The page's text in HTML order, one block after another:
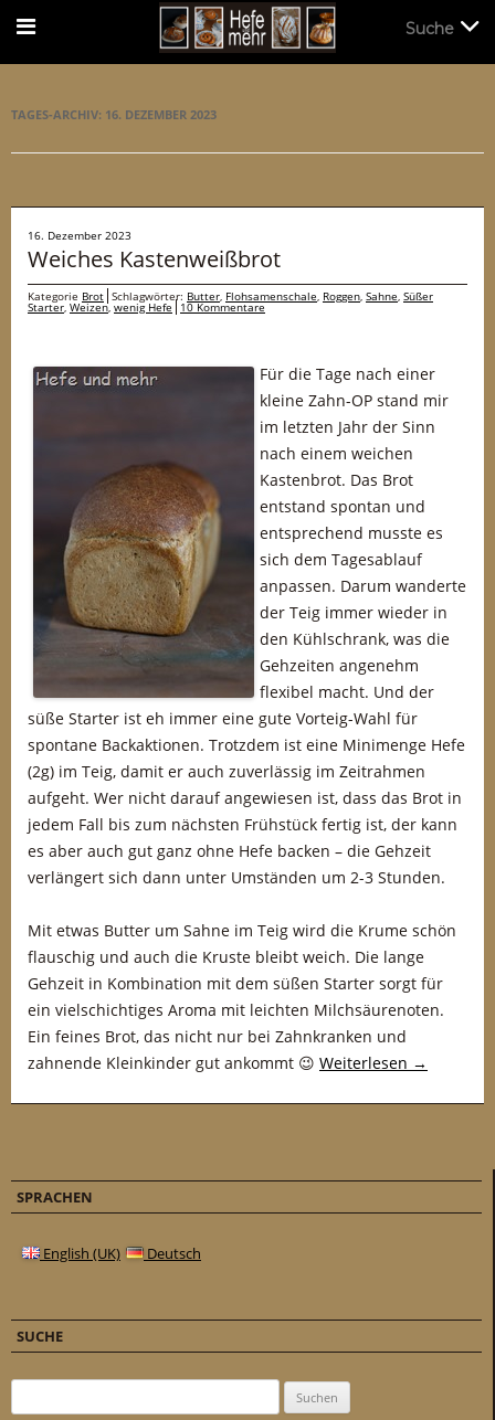
TAGES-ARCHIV: 16. DEZEMBER 2023
16. Dezember 2023
Weiches Kastenweißbrot
Kategorie Brot Schlagwörter: Butter, Flohsamenschale, Roggen, Sahne, Süßer
Starter, Weizen, wenig Hefe 10 Kommentare
Für die Tage nach einer
kleine Zahn-OP stand mir
im letzten Jahr der Sinn
nach einem weichen
Kastenbrot. Das Brot
entstand spontan und
entsprechend musste es
sich dem Tagesablauf
anpassen. Darum wanderte
der Teig immer wieder in
den Kühlschrank, was die
Gehzeiten angenehm
flexibel macht. Und der
süße Starter ist eh immer eine gute Vorteig-Wahl für
spontane Backaktionen. Trotzdem ist eine Minimenge Hefe
(2g) im Teig, damit er auch zuverlässig im Zeitrahmen
aufgeht. Wer nicht darauf angewiesen ist, dass das Brot in
jedem Fall bis zum nächsten Frühstück fertig ist, der kann
es aber auch gut ganz ohne Hefe backen – die Gehzeit
verlängert sich dann unter Umständen um 2-3 Stunden.
Mit etwas Butter um Sahne im Teig wird die Krume schön
flauschig und auch die Kruste bleibt weich. Die lange
Gehzeit in Kombination mit dem süßen Starter sorgt für
ein vielschichtiges Aroma mit leichten Milchsäurenoten.
Ein feines Brot, das nicht nur bei Zahnkranken und
zahnende Kleinkinder gut ankommt 😉 Weiterlesen →
SPRACHEN
English (UK) Deutsch
SUCHE
Suche
Suche